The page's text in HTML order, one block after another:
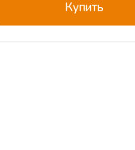
Купить